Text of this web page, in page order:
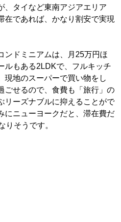
、タイなど東南アジアエリア
在であれば、かなり割安で実現
ドミニアムは、月25万円ほ
ルもある2LDKで、フルキッチ
現地のスーパーで買い物をし
ごせるので、食費も「旅行」の
リーズナブルに抑えることがで
にニューヨークだと、滞在費だ
りそうです。